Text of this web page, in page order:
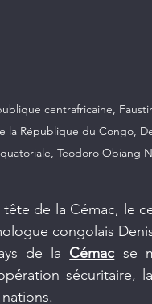
centrafricaine,
la République du Congo,
Teodoro Obiang
de la Cémac, le
congolais
de la Cémac se
sécuritaire,